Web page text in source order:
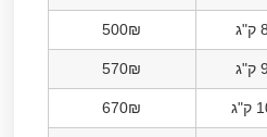
500₪
570₪
670₪